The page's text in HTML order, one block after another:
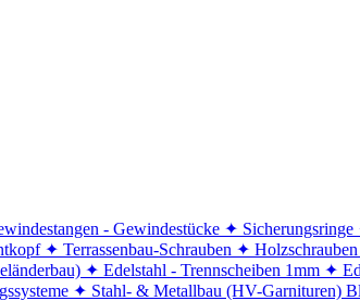
- Gewindestücke ✦ Sicherungsringe
✦ Terrassenbau-Schrauben ✦
✦ Edelstahl - Trennscheiben 1mm ✦
✦ Stahl- & Metallbau (HV-Garnituren)